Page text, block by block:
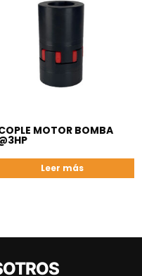
MOTOR BOMBA
Leer más